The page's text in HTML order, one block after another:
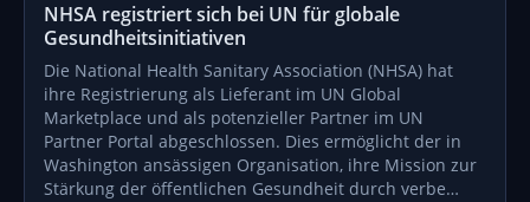
NHSA registriert sich bei UN für globale
Gesundheitsinitiativen
Die National Health Sanitary Association (NHSA) hat
ihre Registrierung als Lieferant im UN Global
Marketplace und als potenzieller Partner im UN
Partner Portal abgeschlossen. Dies ermöglicht der in
Washington ansässigen Organisation, ihre Mission zur
Stärkung der öffentlichen Gesundheit durch verbe…